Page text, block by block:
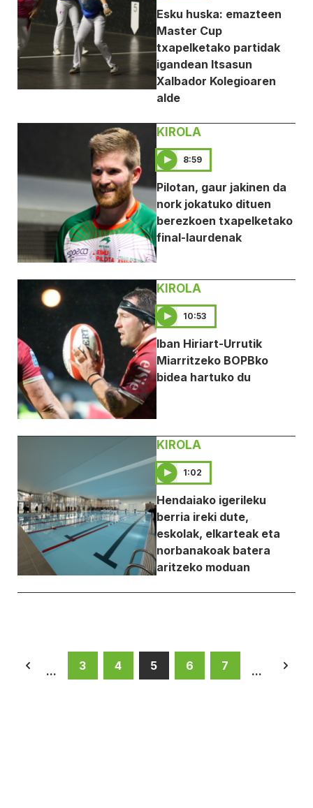
Esku huska: emazteen
Master Cup
txapelketako partidak
igandean Itsasun
Xalbador Kolegioaren
alde
KIROLA
8:59
Pilotan, gaur jakinen da
nork jokatuko dituen
berezkoen txapelketako
final-laurdenak
KIROLA
10:53
Iban Hiriart-Urrutik
Miarritzeko BOPBko
bidea hartuko du
KIROLA
1:02
Hendaiako igerileku
berria ireki dute,
eskolak, elkarteak eta
norbanakoak batera
aritzeko moduan
... 3 4 5 6 7 ...